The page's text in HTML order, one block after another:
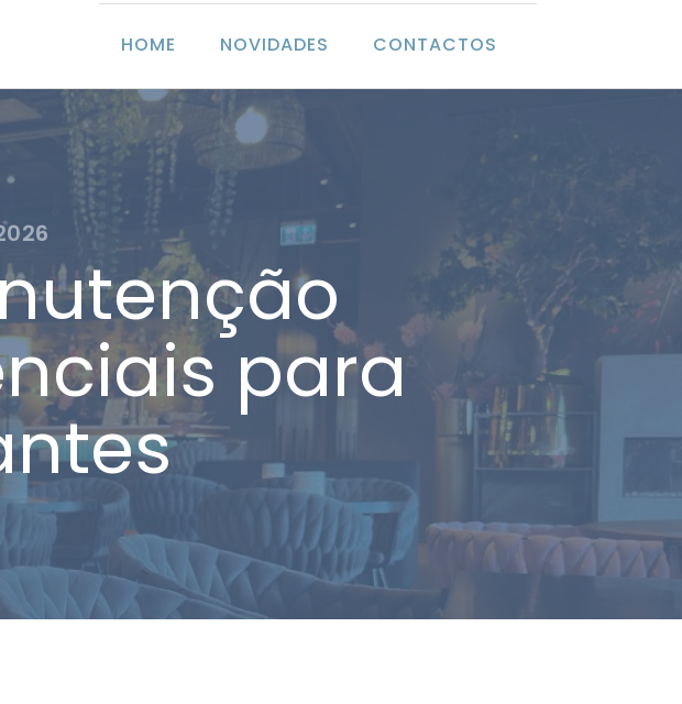
HOME NOVIDADES CONTACTOS
para